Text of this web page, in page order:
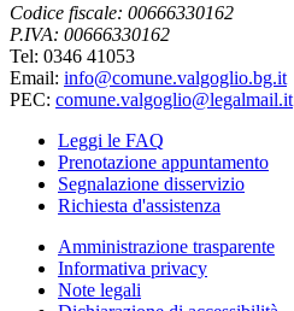
Codice fiscale: 00666330162
P.IVA: 00666330162
Tel: 0346 41053
Email: info@comune.valgoglio.bg.it
PEC: comune.valgoglio@legalmail.it
Leggi le FAQ
Prenotazione appuntamento
Segnalazione disservizio
Richiesta d'assistenza
Amministrazione trasparente
Informativa privacy
Note legali